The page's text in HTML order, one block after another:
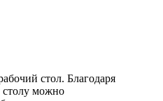
стол. Благодаря
столу можно